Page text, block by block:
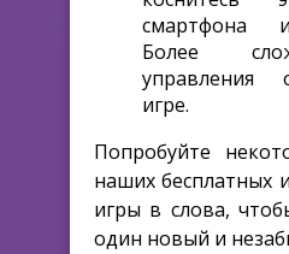
смартфона
Более
управления
игре.
Попробуйте
наших бесплатных
игры в слова,
один новый и